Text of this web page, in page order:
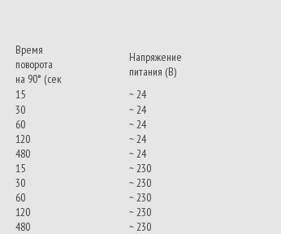
Время
поворота
на 90° (сек
Напряжение
питания (В)
15 ~ 24
30 ~ 24
60 ~ 24
120 ~ 24
480 ~ 24
15 ~ 230
30 ~ 230
60 ~ 230
120 ~ 230
480 ~ 230